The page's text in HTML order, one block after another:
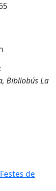
Bibliobús La
de